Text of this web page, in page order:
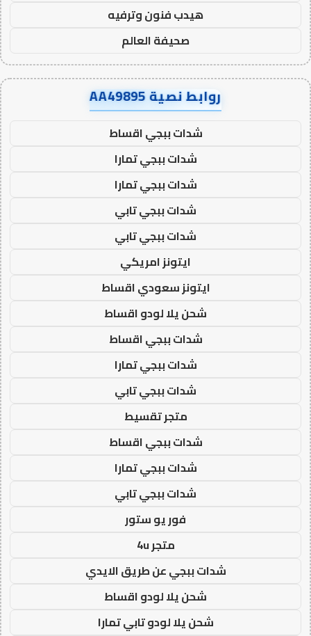
هيدب فنون وترفيه
صحيفة العالم
روابط نصية AA49895
شدات ببجي اقساط
شدات ببجي تمارا
شدات ببجي تمارا
شدات ببجي تابي
شدات ببجي تابي
ايتونز امريكي
ايتونز سعودي اقساط
شحن يلا لودو اقساط
شدات ببجي اقساط
شدات ببجي تمارا
شدات ببجي تابي
متجر تقسيط
شدات ببجي اقساط
شدات ببجي تمارا
شدات ببجي تابي
فور يو ستور
متجر 4u
شدات ببجي عن طريق الايدي
شحن يلا لودو اقساط
شحن يلا لودو تابي تمارا